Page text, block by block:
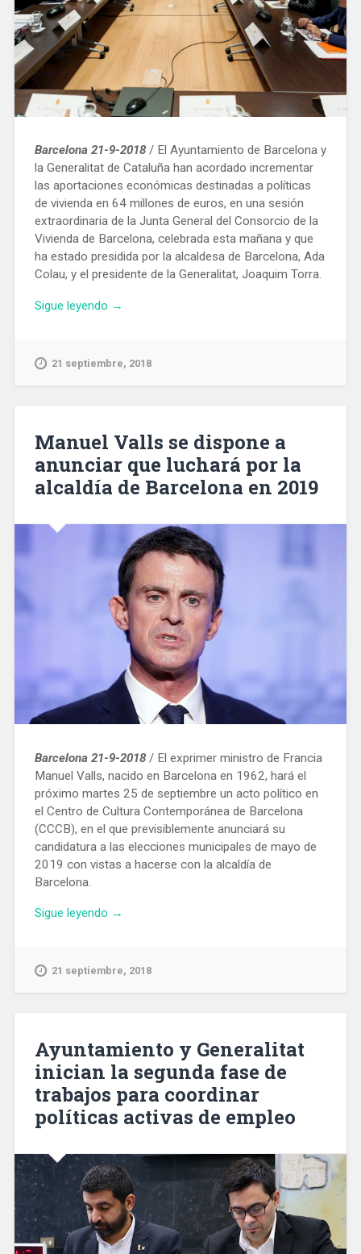
Barcelona 21-9-2018/ El Ayuntamiento de Barcelona y
la Generalitat de Cataluña han acordado incrementar
las aportaciones económicas destinadas a políticas
de vivienda en 64 millones de euros, en una sesión
extraordinaria de la Junta General del Consorcio de la
Vivienda de Barcelona, ​​celebrada esta mañana y que
ha estado presidida por la alcaldesa de Barcelona, ​​Ada
Colau, y el presidente de la Generalitat, Joaquim Torra.
Sigue leyendo «Ayuntamiento
aumentan
aportaciones
para
pisos
asequible
en
Barcelona»
→
21 septiembre, 2018
Manuel Valls se dispone a
anunciar que luchará por la
alcaldía de Barcelona en 2019
Barcelona 21-9-2018/ El exprimer ministro de Francia
Manuel Valls, nacido en Barcelona en 1962, hará el
próximo martes 25 de septiembre un acto político en
el Centro de Cultura Contemporánea de Barcelona
(CCCB), en el que previsiblemente anunciará su
candidatura a las elecciones municipales de mayo de
2019 con vistas a hacerse con la alcaldía de
Barcelona.
Sigue leyendo «Manuel
dispone
por
la
alcaldía
de
Barcelona
2019»
→
21 septiembre, 2018
Ayuntamiento y Generalitat
inician la segunda fase de
trabajos para coordinar
políticas activas de empleo